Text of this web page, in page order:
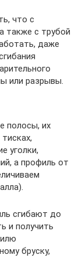
что с
также с трубой
даже
или разрывы.
полосы, их
уголки,
а профиль от
сгибают до
и получить
бруску,